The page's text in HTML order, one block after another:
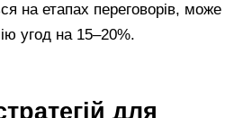
на етапах переговорів, може
угод на 15–20%.
для